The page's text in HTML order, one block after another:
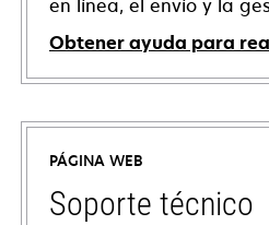
en línea, el envío y la
Obtener ayuda para
PÁGINA WEB
Soporte técnico